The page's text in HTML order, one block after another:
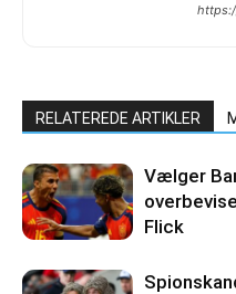
RELATEREDE ARTIKLER
Vælger
Flick